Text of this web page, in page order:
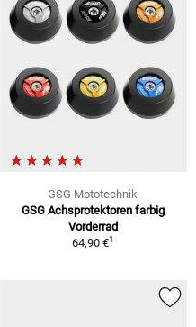
GSG Mototechnik
GSG Achsprotektoren farbig
Vorderrad
64,90 €1